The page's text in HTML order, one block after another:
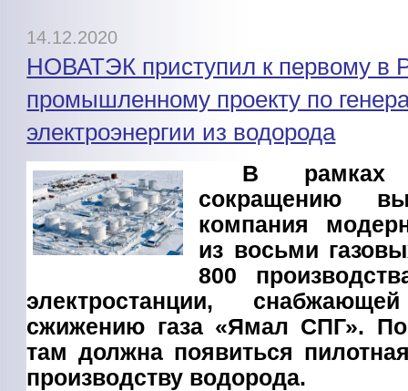
14.12.2020
НОВАТЭК приступил к первому в
промышленному проекту по
электроэнергии из водорода
В
сокращению
компания
из восьми
800
электростанции,
сжижению газа «Ямал СПГ».
там должна появиться
производству водорода.